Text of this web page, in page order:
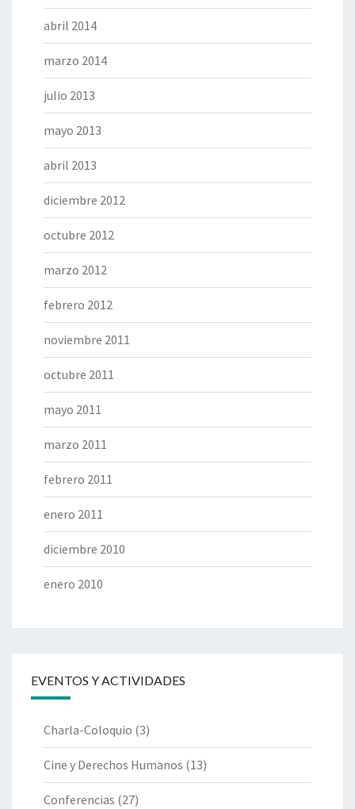
abril 2014
marzo 2014
julio 2013
mayo 2013
abril 2013
diciembre 2012
octubre 2012
marzo 2012
febrero 2012
noviembre 2011
octubre 2011
mayo 2011
marzo 2011
febrero 2011
enero 2011
diciembre 2010
enero 2010
EVENTOS Y ACTIVIDADES
Charla-Coloquio (3)
Cine y Derechos Humanos (13)
Conferencias (27)